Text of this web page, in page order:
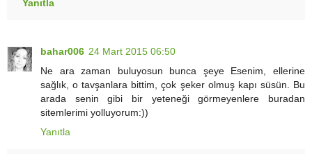
Yanıtla
bahar006 24 Mart 2015 06:50
Ne ara zaman buluyosun bunca şeye Esenim, ellerine
sağlık, o tavşanlara bittim, çok şeker olmuş kapı süsün. Bu
arada senin gibi bir yeteneği görmeyenlere buradan
sitemlerimi yolluyorum:))
Yanıtla